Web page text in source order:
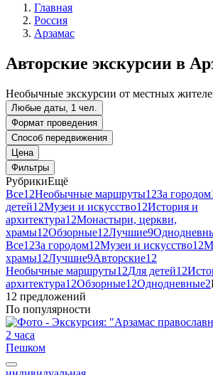
Главная
Россия
Арзамас
Авторские экскурсии в
Необычные экскурсии от местных
Любые даты, 1 чел.
Формат проведения
Способ передвижения
Цена
Фильтры
РубрикиЕщё
Все12Необычные маршруты12За городом
детей12Музеи и искусство12История и
архитектура12Монастыри, церкви,
храмы12Обзорные12Лучшие9
Все12За городом12Музеи и искусство12
храмы12Лучшие9Авторские12
Необычные маршруты12Для детей12
архитектура12Обзорные12Однодневные2
12 предложений
По популярности
2 часа
Пешком